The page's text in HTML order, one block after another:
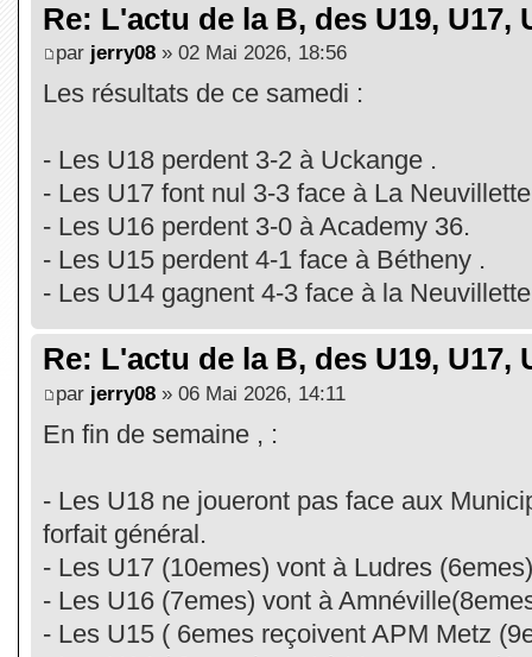
Re: L'actu de la B, des U19, U17,
par jerry08 » 02 Mai 2026, 18:56
Les résultats de ce samedi :
- Les U18 perdent 3-2 à Uckange .
- Les U17 font nul 3-3 face à La
- Les U16 perdent 3-0 à Academy 36.
- Les U15 perdent 4-1 face à Bétheny .
- Les U14 gagnent 4-3 face à la
Re: L'actu de la B, des U19, U17,
par jerry08 » 06 Mai 2026, 14:11
En fin de semaine , :
- Les U18 ne joueront pas face aux
forfait général.
- Les U17 (10emes) vont à Ludres
- Les U16 (7emes) vont à
- Les U15 ( 6emes reçoivent APM Metz